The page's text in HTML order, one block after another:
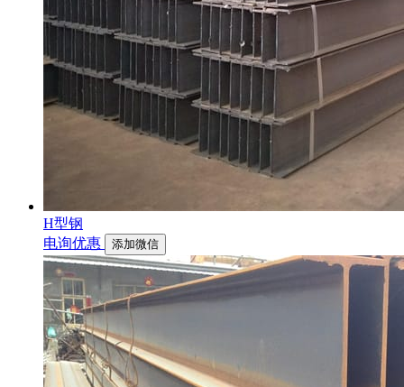
H型钢
电询优惠
添加微信